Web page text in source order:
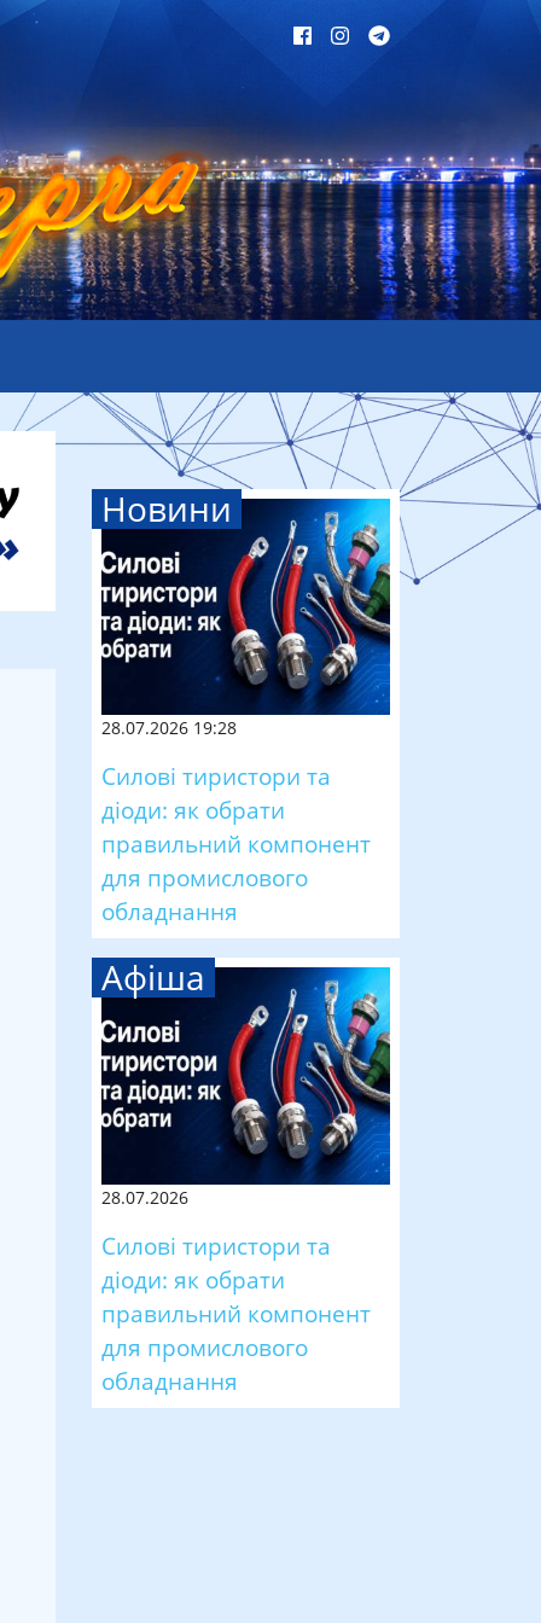
Новини
28.07.2026 19:28
Силові тиристори та
діоди: як обрати
правильний компонент
для промислового
обладнання
Афіша
28.07.2026
Силові тиристори та
діоди: як обрати
правильний компонент
для промислового
обладнання